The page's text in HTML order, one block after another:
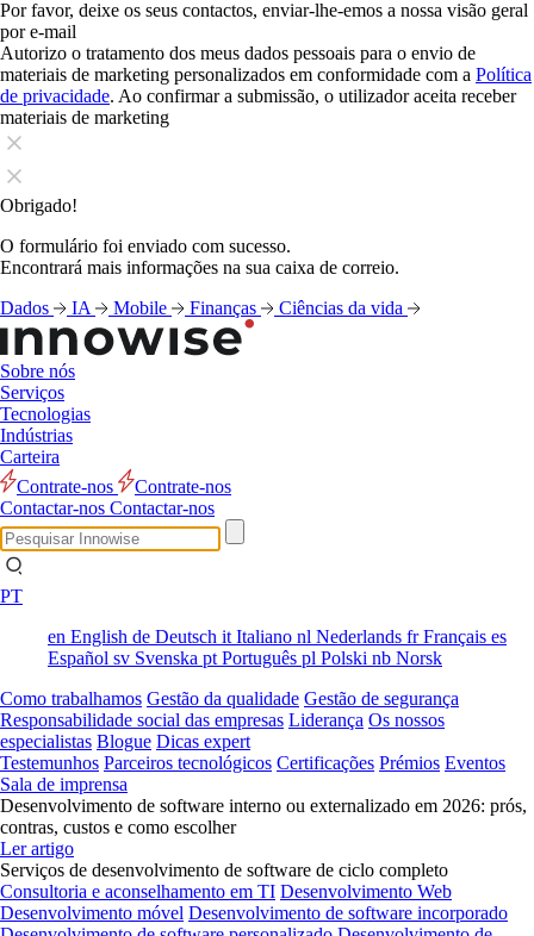
Por favor, deixe os seus contactos, enviar-lhe-emos a nossa visão geral
por e-mail
Autorizo o tratamento dos meus dados pessoais para o envio de
materiais de marketing personalizados em conformidade com a Política
de privacidade. Ao confirmar a submissão, o utilizador aceita receber
materiais de marketing
Obrigado!
O formulário foi enviado com sucesso.
Encontrará mais informações na sua caixa de correio.
Dados
IA Mobile Finanças Ciências da vida
Sobre nós
Serviços
Tecnologias
Indústrias
Carteira
Contrate-nos
Contrate-nos
Contactar-nos Contactar-nos
PT
en English de Deutsch it Italiano nl Nederlands frFrançais es
Español sv Svenska pt Português pl Polski nb Norsk
Como trabalhamos Gestão da qualidade Gestão de segurança
Responsabilidade social das empresas Liderança Os nossos
especialistas Blogue Dicas expert
Testemunhos Parceiros tecnológicos Certificações Prémios Eventos
Sala de imprensa
Desenvolvimento de software interno ou externalizado em 2026: prós,
contras, custos e como escolher
Ler artigo
Serviços de desenvolvimento de software de ciclo completo
Consultoria e aconselhamento em TI Desenvolvimento Web
Desenvolvimento móvel Desenvolvimento de software incorporado